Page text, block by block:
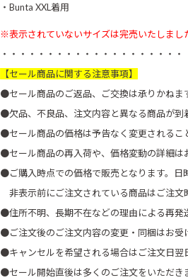
・Bunta XXL着用
※表示されていないサイズは完売いたしまし
・・・・・・・・・・・・・・・・・・・・
【セール商品に関する注意事項】
●セール商品のご返品、ご交換は承りかねま
●欠品、不良品、注文内容と異なる商品が到
●セール商品の価格は予告なく変更されるこ
●セール商品の再入荷や、価格変動の詳細は
●ご購入時点での価格で販売となります。日
非表示前にご注文されている商品はご注文
●住所不明、長期不在などの理由による再発
●ご注文後のご注文内容の変更・同梱はお受
●キャンセルを希望される場合はご注文日翌
●セール開始直後は多くのご注文をいただき